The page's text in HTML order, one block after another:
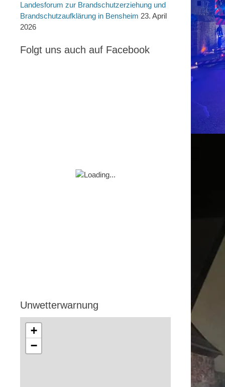
Landesforum zur Brandschutzerziehung und
Brandschutzaufklärung in Bensheim 23. April
2026
Folgt uns auch auf Facebook
Unwetterwarnung
+
−